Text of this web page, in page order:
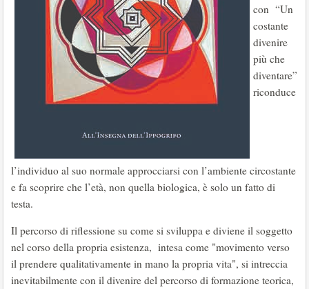
con “Un
costante
divenire
più che
diventare”
riconduce
l’individuo al suo normale approcciarsi con l’ambiente circostante
e fa scoprire che l’età, non quella biologica, è solo un fatto di
testa.
Il percorso di riflessione su come si sviluppa e diviene il soggetto
nel corso della propria esistenza, intesa come "movimento verso
il prendere qualitativamente in mano la propria vita", si intreccia
inevitabilmente con il divenire del percorso di formazione teorica,